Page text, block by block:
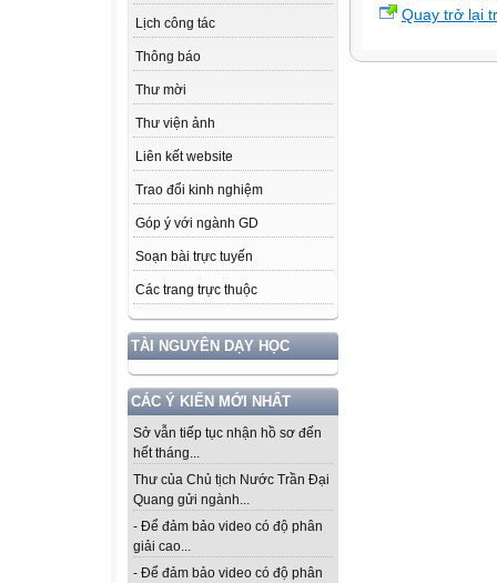
Lịch công tác
Thông báo
Thư mời
Thư viện ảnh
Liên kết website
Trao đổi kinh nghiệm
Góp ý với ngành GD
Soạn bài trực tuyến
Các trang trực thuộc
TÀI NGUYÊN DẠY HỌC
CÁC Ý KIẾN MỚI NHẤT
Sở vẫn tiếp tục nhận hồ sơ đến
hết tháng...
Thư của Chủ tịch Nước Trần Đại
Quang gửi ngành...
- Để đảm bảo video có độ phân
giải cao...
- Để đảm bảo video có độ phân
Quay trở lại